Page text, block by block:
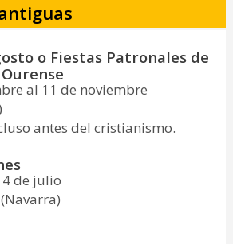
o Fiestas Patronales de
al 11 de noviembre
antes del cristianismo.
de julio